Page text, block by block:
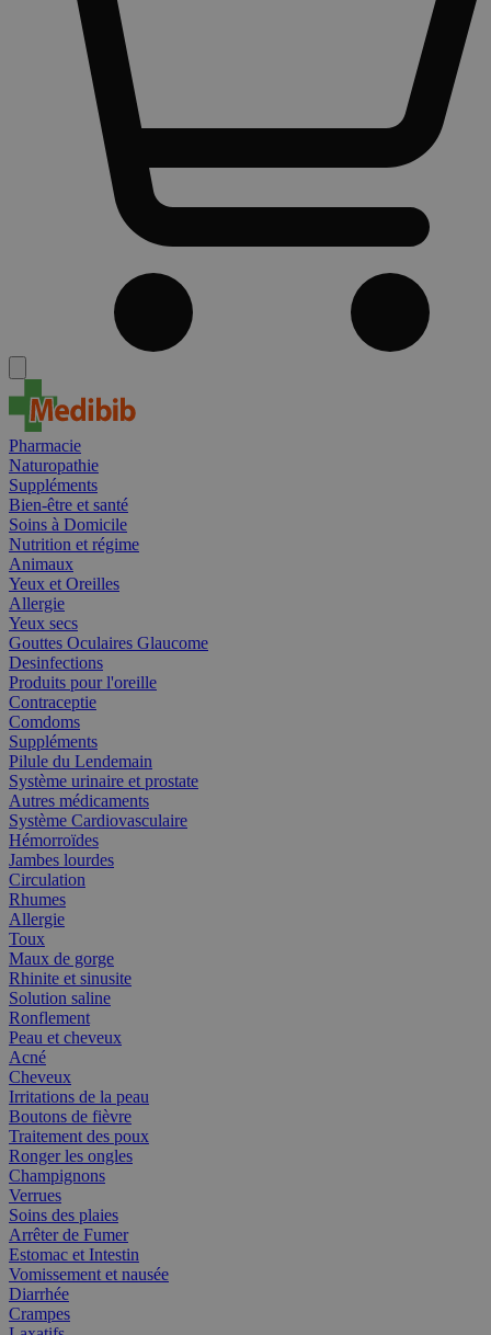
Pharmacie
Naturopathie
Suppléments
Bien-être et santé
Soins à Domicile
Nutrition et régime
Animaux
Yeux et Oreilles
Allergie
Yeux secs
Gouttes Oculaires Glaucome
Desinfections
Produits pour l'oreille
Contraceptie
Comdoms
Suppléments
Pilule du Lendemain
Système urinaire et prostate
Autres médicaments
Système Cardiovasculaire
Hémorroïdes
Jambes lourdes
Circulation
Rhumes
Allergie
Toux
Maux de gorge
Rhinite et sinusite
Solution saline
Ronflement
Peau et cheveux
Acné
Cheveux
Irritations de la peau
Boutons de fièvre
Traitement des poux
Ronger les ongles
Champignons
Verrues
Soins des plaies
Arrêter de Fumer
Estomac et Intestin
Vomissement et nausée
Diarrhée
Crampes